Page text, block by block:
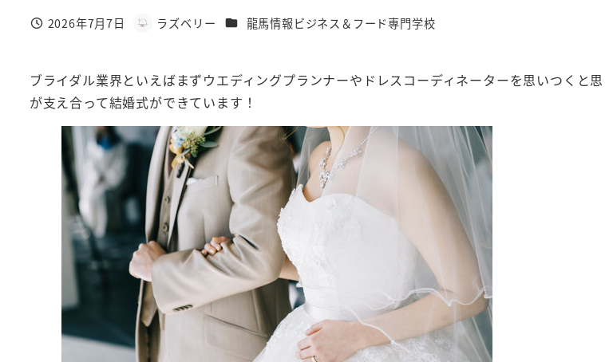
投稿日
2026年7月7日
著
ラズベリー カテゴリー
龍馬情報ビジネス＆フード専門学校
ブライダル業界といえばまずウエディングプランナーやドレスコーディネーターを思いつくと
が支え合って結婚式ができています！